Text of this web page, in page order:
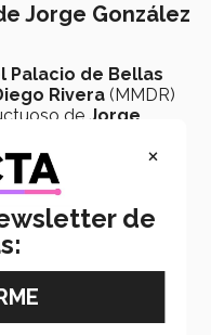
Jorge González
Palacio de Bellas
Rivera (MMDR)
de Jorge
la exposición del
su prolífica carrera,
sobre la
mexicano.
el movimiento
e ideales de la
×
de